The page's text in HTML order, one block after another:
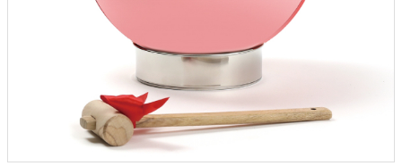
ブライダルバッグ
季節イベント特集